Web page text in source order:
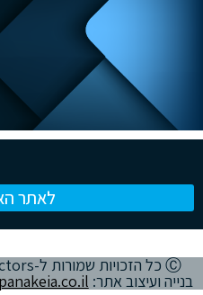
לאתר
Ⓒ כל הזכויות שמורות ל-VODoctors |
בנייה ועיצוב אתר: panakeia.co.il